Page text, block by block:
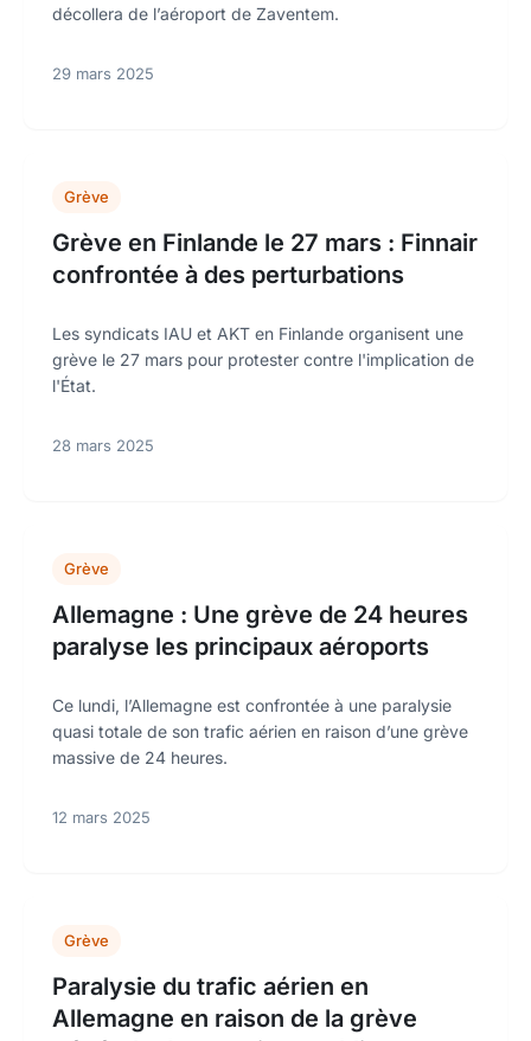
décollera de l’aéroport de Zaventem.
29 mars 2025
Grève
Grève en Finlande le 27 mars : Finnair
confrontée à des perturbations
Les syndicats IAU et AKT en Finlande organisent une
grève le 27 mars pour protester contre l'implication de
l'État.
28 mars 2025
Grève
Allemagne : Une grève de 24 heures
paralyse les principaux aéroports
Ce lundi, l’Allemagne est confrontée à une paralysie
quasi totale de son trafic aérien en raison d’une grève
massive de 24 heures.
12 mars 2025
Grève
Paralysie du trafic aérien en
Allemagne en raison de la grève